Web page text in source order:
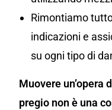
Rimontiamo
indicazioni e
su ogni tipo di
Muovere un’opera
pregio non è una